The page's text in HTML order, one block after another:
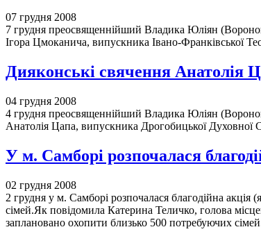
07 грудня 2008
7 грудня преосвященнійший Владика Юліян
Ігора Цмоканича, випускника Івано-Франківської
Дияконські свячення Анатолія
04 грудня 2008
4 грудня преосвященнійший Владика Юліян
Анатолія Цапа, випускника Дрогобицької Духовної
У м. Самборі розпочалася
02 грудня 2008
2 грудня у м. Самборі розпочалася благодійна акція
сімей.Як повідомила Катерина Теличко, голова
заплановано охопити близько 500 потребуючих